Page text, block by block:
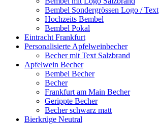
Bembel Sondergrössen Logo / Text
Hochzeits Bembel
Bembel Pokal
Eintracht Frankfurt
Personalisierte Apfelweinbecher
Becher mit Text Salzbrand
Apfelwein Becher
Bembel Becher
Becher
Frankfurt am Main Becher
Gerippte Becher
Becher schwarz matt
Bierkrüge Neutral